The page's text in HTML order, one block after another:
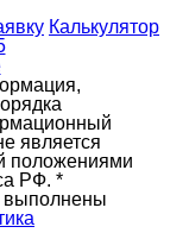
Калькулятор
является
положениями
РФ. *
выполнены